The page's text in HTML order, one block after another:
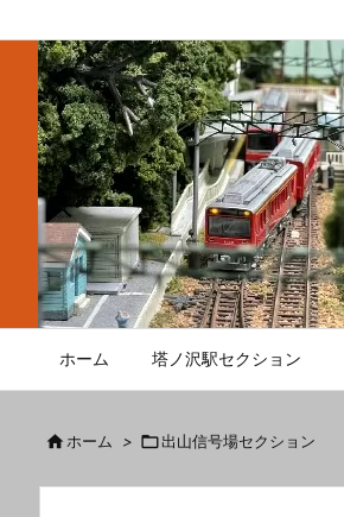
ホーム 塔ノ沢駅セクション
 ホーム > 出山信号場セクション